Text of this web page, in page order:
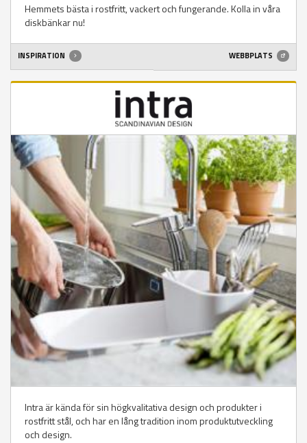
Hemmets bästa i rostfritt, vackert och fungerande. Kolla in våra
diskbänkar nu!
INSPIRATION WEBBPLATS
Intra är kända för sin högkvalitativa design och produkter i
rostfritt stål, och har en lång tradition inom produktutveckling
och design.